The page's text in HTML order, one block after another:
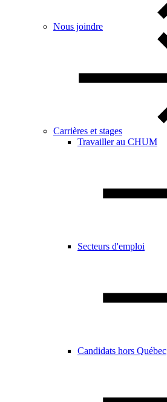
Nous joindre
Carrières et stages
Travailler au CHUM
Secteurs d'emploi
Candidats hors Québec